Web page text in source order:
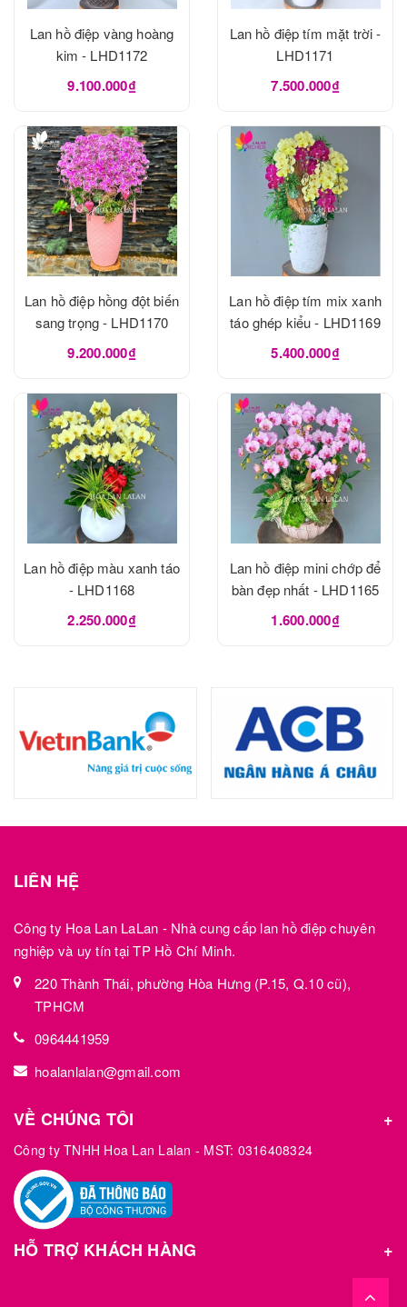
Lan hồ điệp vàng hoàng
kim - LHD1172
9.100.000₫
Lan hồ điệp tím mặt trời -
LHD1171
7.500.000₫
Lan hồ điệp hồng đột biến
sang trọng - LHD1170
9.200.000₫
Lan hồ điệp tím mix xanh
táo ghép kiểu - LHD1169
5.400.000₫
Lan hồ điệp màu xanh táo
- LHD1168
2.250.000₫
Lan hồ điệp mini chớp để
bàn đẹp nhất - LHD1165
1.600.000₫
LIÊN HỆ
Công ty Hoa Lan LaLan - Nhà cung cấp lan hồ điệp chuyên
nghiệp và uy tín tại TP Hồ Chí Minh.
220 Thành Thái, phường Hòa Hưng (P.15, Q.10 cũ),
TPHCM
0964441959
hoalanlalan@gmail.com
VỀ CHÚNG TÔI
Công ty TNHH Hoa Lan Lalan - MST: 0316408324
HỖ TRỢ KHÁCH HÀNG